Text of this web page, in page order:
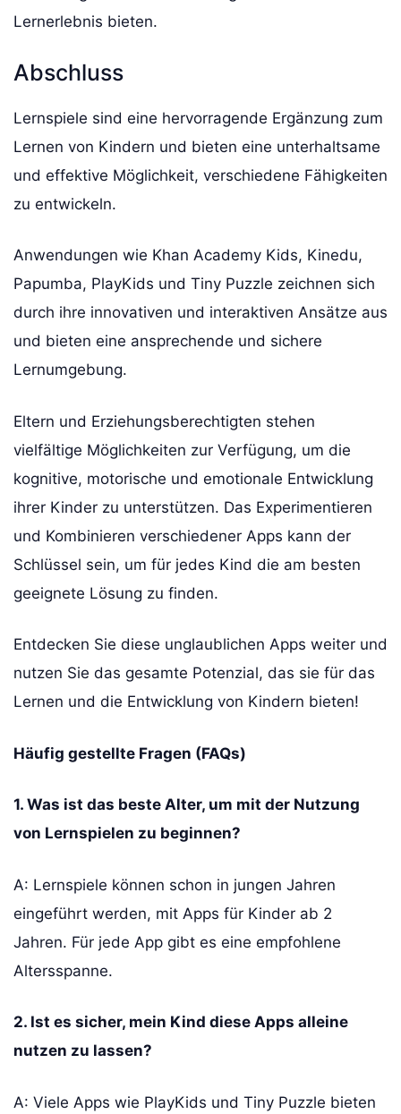
Lernerlebnis bieten.
Abschluss
Lernspiele sind eine hervorragende Ergänzung zum
Lernen von Kindern und bieten eine unterhaltsame
und effektive Möglichkeit, verschiedene Fähigkeiten
zu entwickeln.
Anwendungen wie Khan Academy Kids, Kinedu,
Papumba, PlayKids und Tiny Puzzle zeichnen sich
durch ihre innovativen und interaktiven Ansätze aus
und bieten eine ansprechende und sichere
Lernumgebung.
Eltern und Erziehungsberechtigten stehen
vielfältige Möglichkeiten zur Verfügung, um die
kognitive, motorische und emotionale Entwicklung
ihrer Kinder zu unterstützen. Das Experimentieren
und Kombinieren verschiedener Apps kann der
Schlüssel sein, um für jedes Kind die am besten
geeignete Lösung zu finden.
Entdecken Sie diese unglaublichen Apps weiter und
nutzen Sie das gesamte Potenzial, das sie für das
Lernen und die Entwicklung von Kindern bieten!
Häufig gestellte Fragen (FAQs)
1. Was ist das beste Alter, um mit der Nutzung
von Lernspielen zu beginnen?
A: Lernspiele können schon in jungen Jahren
eingeführt werden, mit Apps für Kinder ab 2
Jahren. Für jede App gibt es eine empfohlene
Altersspanne.
2. Ist es sicher, mein Kind diese Apps alleine
nutzen zu lassen?
A: Viele Apps wie PlayKids und Tiny Puzzle bieten